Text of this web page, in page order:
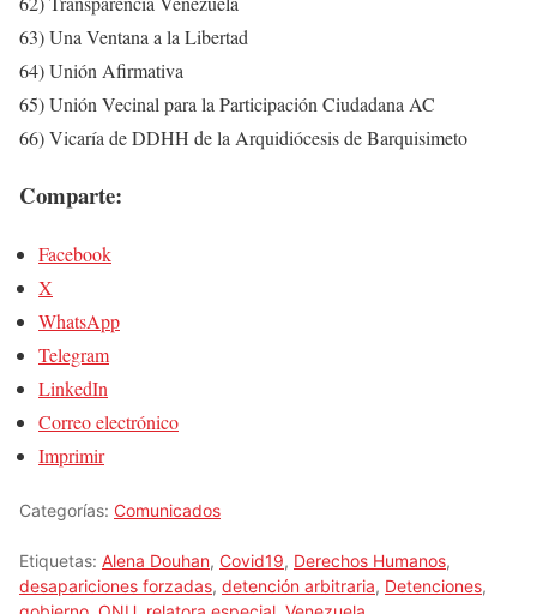
63) Una Ventana a la Libertad
64) Unión Afirmativa
65) Unión Vecinal para la Participación Ciudadana AC
66) Vicaría de DDHH de la Arquidiócesis de Barquisimeto
Comparte:
Facebook
X
WhatsApp
Telegram
LinkedIn
Correo electrónico
Imprimir
Categorías: Comunicados
Etiquetas: Alena Douhan, Covid19, Derechos Humanos,
desapariciones forzadas, detención arbitraria, Detenciones,